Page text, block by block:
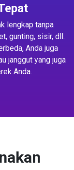
lengkap tanpa
gunting, sisir, dll.
Anda juga
janggut yang juga
Anda.